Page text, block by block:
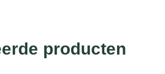
producten